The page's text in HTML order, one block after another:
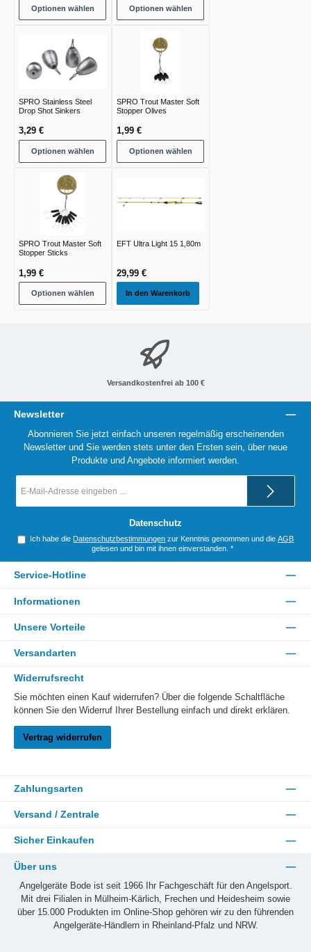
Optionen wählen Optionen wählen
SPRO Stainless Steel
Drop Shot Sinkers
3,29 €
Optionen wählen
SPRO Trout Master Soft
Stopper Olives
1,99 €
Optionen wählen
SPRO Trout Master Soft
Stopper Sticks
1,99 €
Optionen wählen
EFT Ultra Light 15 1,80m
29,99 €
In den Warenkorb
Versandkostenfrei ab 100 €
Newsletter
Abonnieren Sie jetzt einfach unseren regelmäßig erscheinenden
Newsletter und Sie werden stets unter den Ersten sein, über neue
Produkte und Angebote informiert werden.
Mail-
Datenschutz
Ich habe die Datenschutzbestimmungen zur Kenntnis genommen und dieAGB
gelesen und bin mit ihnen einverstanden. *
Service-Hotline
Informationen
Unsere Vorteile
Versandarten
Widerrufsrecht
Sie möchten einen Kauf widerrufen? Über die folgende Schaltfläche
können Sie den Widerruf Ihrer Bestellung einfach und direkt erklären.
Vertrag widerrufen
Zahlungsarten
Versand / Zentrale
Sicher Einkaufen
Über uns
Angelgeräte Bode ist seit 1966 Ihr Fachgeschäft für den Angelsport.
Mit drei Filialen in Mülheim-Kärlich, Frechen und Heidesheim sowie
über 15.000 Produkten im Online-Shop gehören wir zu den führenden
Angelgeräte-Händlern in Rheinland-Pfalz und NRW.